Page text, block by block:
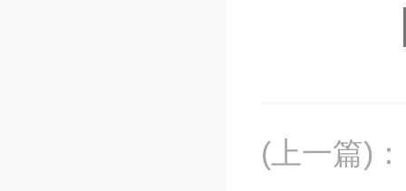
(上一篇) ：